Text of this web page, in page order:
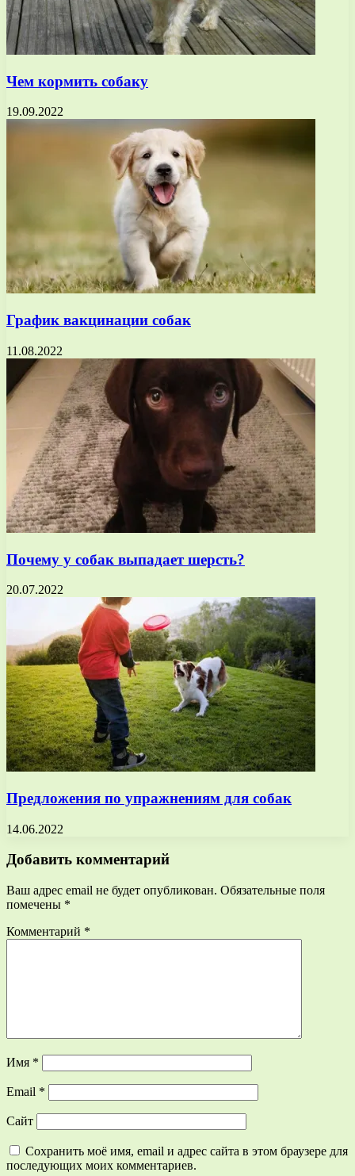
Чем кормить собаку
19.09.2022
График вакцинации собак
11.08.2022
Почему у собак выпадает шерсть?
20.07.2022
Предложения по упражнениям для собак
14.06.2022
Добавить комментарий
Ваш адрес email не будет опубликован. Обязательные поля
помечены *
Комментарий *
Имя *
Email *
Сайт
Сохранить моё имя, email и адрес сайта в этом браузере для
последующих моих комментариев.